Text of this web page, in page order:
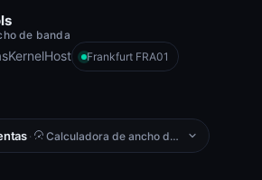
de banda
KernelHost Frankfurt FRA01
· Calculadora de ancho de banda